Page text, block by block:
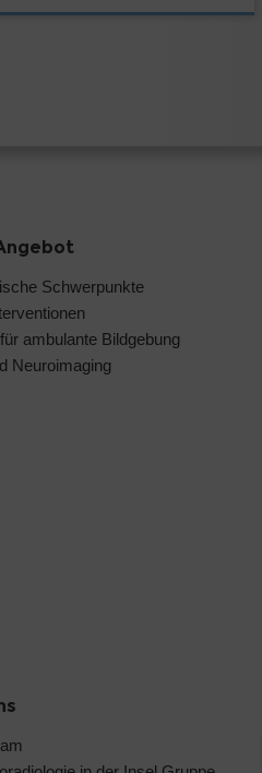
Schwerpunkte
ambulante Bildgebung
Neuroimaging